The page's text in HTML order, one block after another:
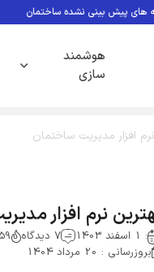
بینی نشده ساختمان مزایا و
هوشمند
سازی
افزار مدیریت ساختمان
نرم افزار
: 1 اسفند 1403 7 دیدگاه
بروزرسانی : 20 مرداد 1404